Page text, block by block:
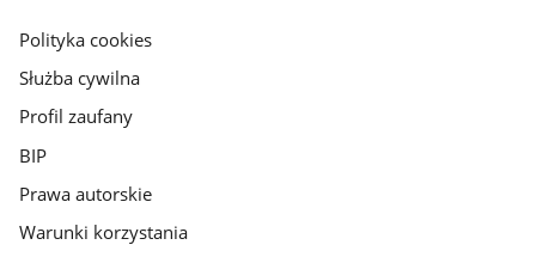
gov.pl
Polityka cookies
Służba cywilna
Profil zaufany
BIP
Prawa autorskie
Warunki korzystania